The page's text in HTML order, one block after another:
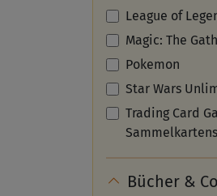
League of
Magic: The
Pokemon
Star Wars
Trading Card
Bücher &